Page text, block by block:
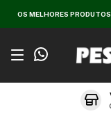
OS MELHORES